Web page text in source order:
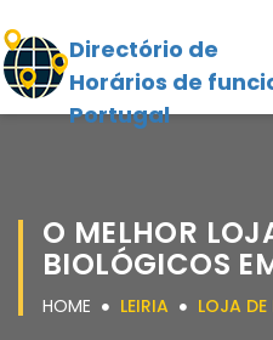
Directório de
Horários de
Portugal
O MELHOR
BIOLÓGICOS
HOME LEIRIA LOJA